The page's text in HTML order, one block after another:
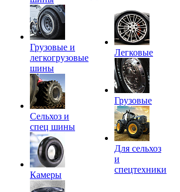
Грузовые и
легкогрузовые
шины
Сельхоз и
спец шины
Камеры
Легковые
Грузовые
Для сельхоз
и
спецтехники